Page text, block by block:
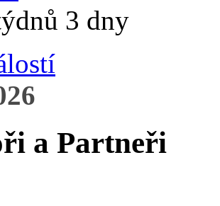
3 dny
a Partneři